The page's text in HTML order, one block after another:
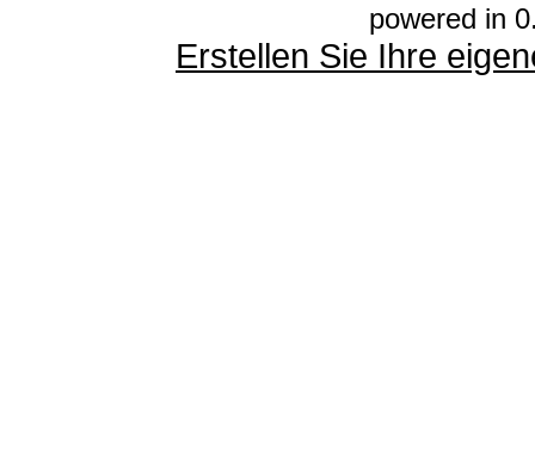
powered in
Erstellen Sie Ihre